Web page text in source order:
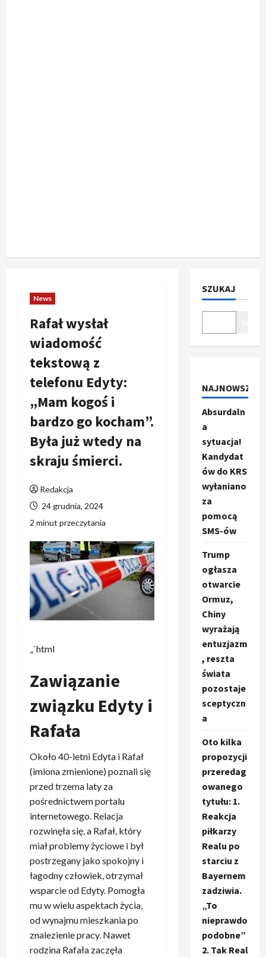
News
Rafał wysłał
wiadomość
tekstową z
telefonu Edyty:
„Mam kogoś i
bardzo go kocham”.
Była już wtedy na
skraju śmierci.
Redakcja
24 grudnia, 2024
2 minut przeczytania
„`html
Zawiązanie
związku Edyty i
Rafała
Około 40-letni Edyta i Rafał
(imiona zmienione) poznali się
przed trzema laty za
pośrednictwem portalu
internetowego. Relacja
rozwinęła się, a Rafał, który
miał problemy życiowe i był
postrzegany jako spokojny i
łagodny człowiek, otrzymał
wsparcie od Edyty. Pomogła
mu w wielu aspektach życia,
od wynajmu mieszkania po
znalezienie pracy. Nawet
rodzina Rafała zaczęła
SZUKAJ
NAJNOWSZE
Absurdaln
a
sytuacja!
Kandydat
ów do KRS
wyłaniano
za
pomocą
SMS-ów
Trump
ogłasza
otwarcie
Ormuz,
Chiny
wyrażają
entuzjazm
, reszta
świata
pozostaje
sceptyczn
a
Oto kilka
propozycji
przeredag
owanego
tytułu: 1.
Reakcja
piłkarzy
Realu po
starciu z
Bayernem
zadziwia.
„To
nieprawdo
podobne”
2. Tak Real